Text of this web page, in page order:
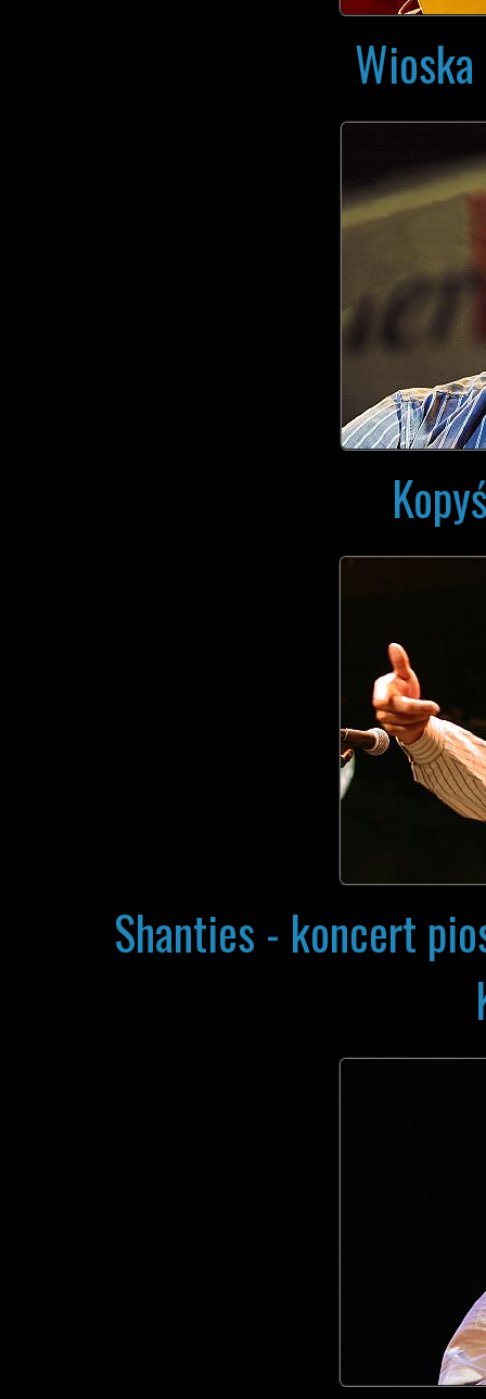
Shanties - koncert